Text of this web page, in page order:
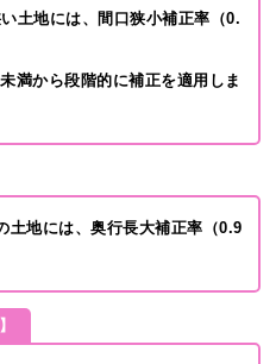
土地には、間口狭小補正率（0.
満から段階的に補正を適用しま
土地には、奥行長大補正率（0.9